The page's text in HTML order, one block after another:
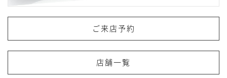
ご来店予約
店舗一覧